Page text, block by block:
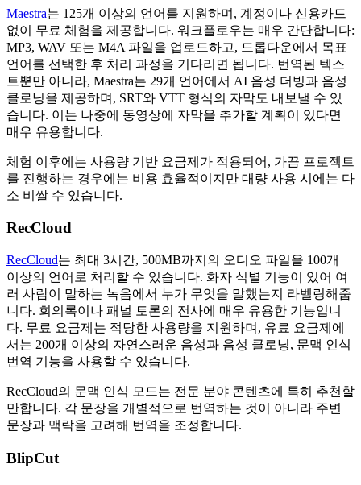
Maestra는 125개 이상의 언어를 지원하며, 계정이나 신용카드
없이 무료 체험을 제공합니다. 워크플로우는 매우 간단합니다:
MP3, WAV 또는 M4A 파일을 업로드하고, 드롭다운에서 목표
언어를 선택한 후 처리 과정을 기다리면 됩니다. 번역된 텍스
트뿐만 아니라, Maestra는 29개 언어에서 AI 음성 더빙과 음성
클로닝을 제공하며, SRT와 VTT 형식의 자막도 내보낼 수 있
습니다. 이는 나중에 동영상에 자막을 추가할 계획이 있다면
매우 유용합니다.
체험 이후에는 사용량 기반 요금제가 적용되어, 가끔 프로젝트
를 진행하는 경우에는 비용 효율적이지만 대량 사용 시에는 다
소 비쌀 수 있습니다.
RecCloud
RecCloud는 최대 3시간, 500MB까지의 오디오 파일을 100개
이상의 언어로 처리할 수 있습니다. 화자 식별 기능이 있어 여
러 사람이 말하는 녹음에서 누가 무엇을 말했는지 라벨링해줍
니다. 회의록이나 패널 토론의 전사에 매우 유용한 기능입니
다. 무료 요금제는 적당한 사용량을 지원하며, 유료 요금제에
서는 200개 이상의 자연스러운 음성과 음성 클로닝, 문맥 인식
번역 기능을 사용할 수 있습니다.
RecCloud의 문맥 인식 모드는 전문 분야 콘텐츠에 특히 추천할
만합니다. 각 문장을 개별적으로 번역하는 것이 아니라 주변
문장과 맥락을 고려해 번역을 조정합니다.
BlipCut